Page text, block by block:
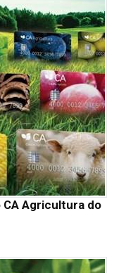
CA Agricultura do